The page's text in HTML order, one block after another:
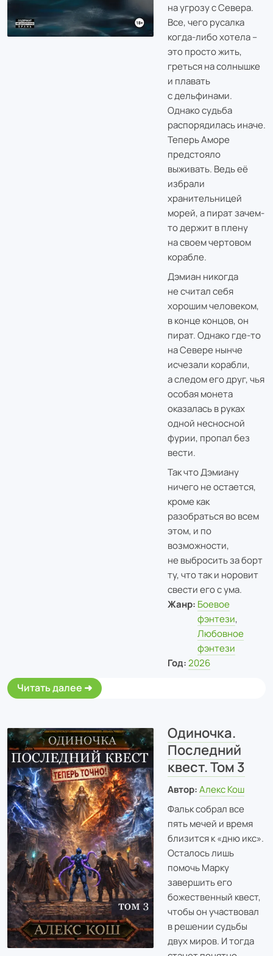
на угрозу с Севера.
Все, чего русалка
когда-либо хотела –
это просто жить,
греться на солнышке
и плавать
с дельфинами.
Однако судьба
распорядилась иначе.
Теперь Аморе
предстояло
выживать. Ведь её
избрали
хранительницей
морей, а пират зачем-
то держит в плену
на своем чертовом
корабле.
Дэмиан никогда
не считал себя
хорошим человеком,
в конце концов, он
пират. Однако где-то
на Севере нынче
исчезали корабли,
а следом его друг, чья
особая монета
оказалась в руках
одной несносной
фурии, пропал без
вести.
Так что Дэмиану
ничего не остается,
кроме как
разобраться во всем
этом, и по
возможности,
не выбросить за борт
ту, что так и норовит
свести его с ума.
Жанр: Боевое
фэнтези,
Любовное
фэнтези
Год: 2026
Читать далее
Одиночка.
Последний
квест. Том 3
Автор: Алекс Кош
Фальк собрал все
пять мечей и время
близится к «дню икс».
Осталось лишь
помочь Марку
завершить его
божественный квест,
чтобы он участвовал
в решении судьбы
двух миров. И тогда